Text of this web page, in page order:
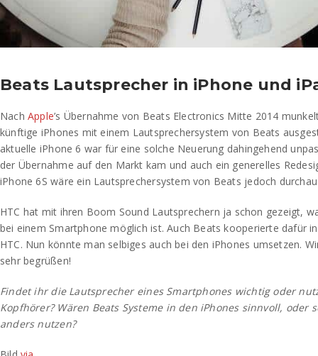
Beats Lautsprecher in iPhone und
NachApple’s Übernahme von Beats Electronics Mitte 2014
künftige iPhones mit einem Lautsprechersystem von Beats
aktuelle iPhone 6 war für eine solche Neuerung dahingehend
der Übernahme auf den Markt kam und auch ein generelles
iPhone 6S wäre ein Lautsprechersystem von Beats jedoch
HTC hat mit ihren Boom Sound Lautsprechern ja schon gezeigt,
bei einem Smartphone möglich ist. Auch Beats kooperierte dafür
HTC. Nun könnte man selbiges auch bei den iPhones umsetzen.
sehr begrüßen!
Findet ihr die Lautsprecher eines Smartphones wichtig oder
Kopfhörer? Wären Beats Systeme in den iPhones sinnvoll, oder
anders nutzen?